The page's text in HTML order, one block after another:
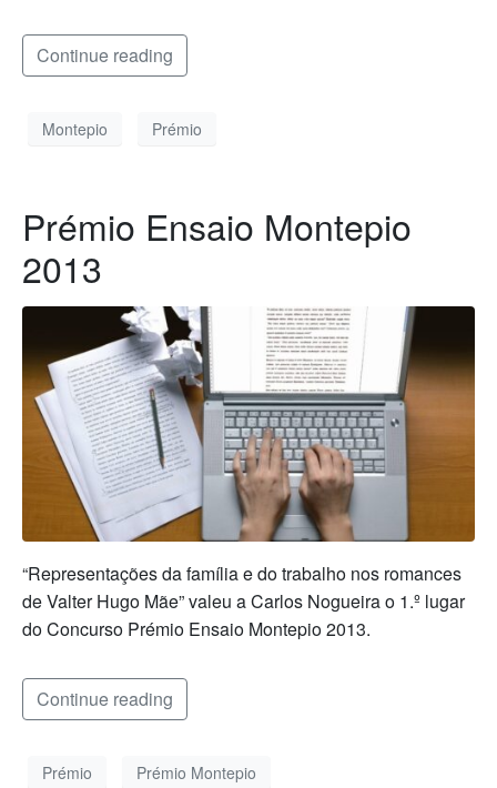
Continue reading
Montepio Prémio
Prémio Ensaio Montepio
2013
“Representações da família e do trabalho nos romances
de Valter Hugo Mãe” valeu a Carlos Nogueira o 1.º lugar
do Concurso Prémio Ensaio Montepio 2013.
Continue reading
Prémio Prémio Montepio